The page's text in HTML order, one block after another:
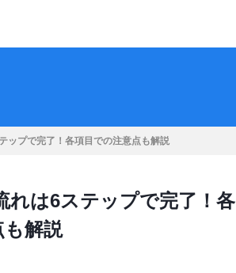
ップで完了！各項目での注意点も解説
れは6ステップで完了！各
解説